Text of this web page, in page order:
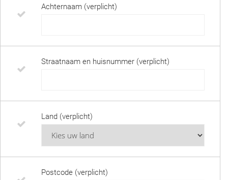
Achternaam (verplicht)
Straatnaam en huisnummer (verplicht)
Land (verplicht)
Postcode (verplicht)